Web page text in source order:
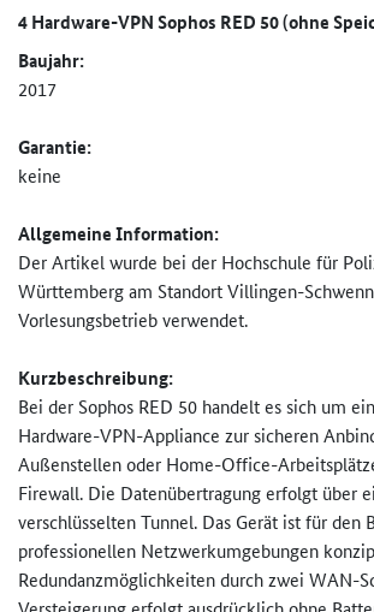
4 Hardware-VPN Sophos RED 50 (ohne
Baujahr:
2017
Garantie:
keine
Allgemeine Information:
Der Artikel wurde bei der Hochschule für
Württemberg am Standort Villingen-
Vorlesungsbetrieb verwendet.
Kurzbeschreibung:
Bei der Sophos RED 50 handelt es sich um
Hardware-VPN-Appliance zur sicheren
Außenstellen oder Home-Office-
Firewall. Die Datenübertragung erfolgt über
verschlüsselten Tunnel. Das Gerät ist für den
professionellen Netzwerkumgebungen
Redundanzmöglichkeiten durch zwei WAN-